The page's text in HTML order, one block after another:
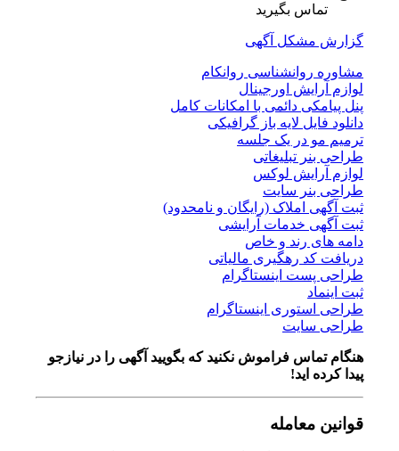
تماس بگیرید
گزارش مشکل آگهی
مشاوره روانشناسی روانکام
لوازم آرایش اورجینال
پنل پیامکی دائمی با امکانات کامل
دانلود فایل لایه باز گرافیکی
ترمیم مو در یک جلسه
طراحی بنر تبلیغاتی
لوازم آرایش لوکس
طراحی بنر سایت
ثبت آگهی املاک (رایگان و نامحدود)
ثبت آگهی خدمات آرایشی
دامه های رند و خاص
دریافت کد رهگیری مالیاتی
طراحی پست اینستاگرام
ثبت اینماد
طراحی استوری اینستاگرام
طراحی سایت
هنگام تماس فراموش نکنید که بگویید آگهی را در نیازجو
پیدا کرده اید!
قوانین معامله